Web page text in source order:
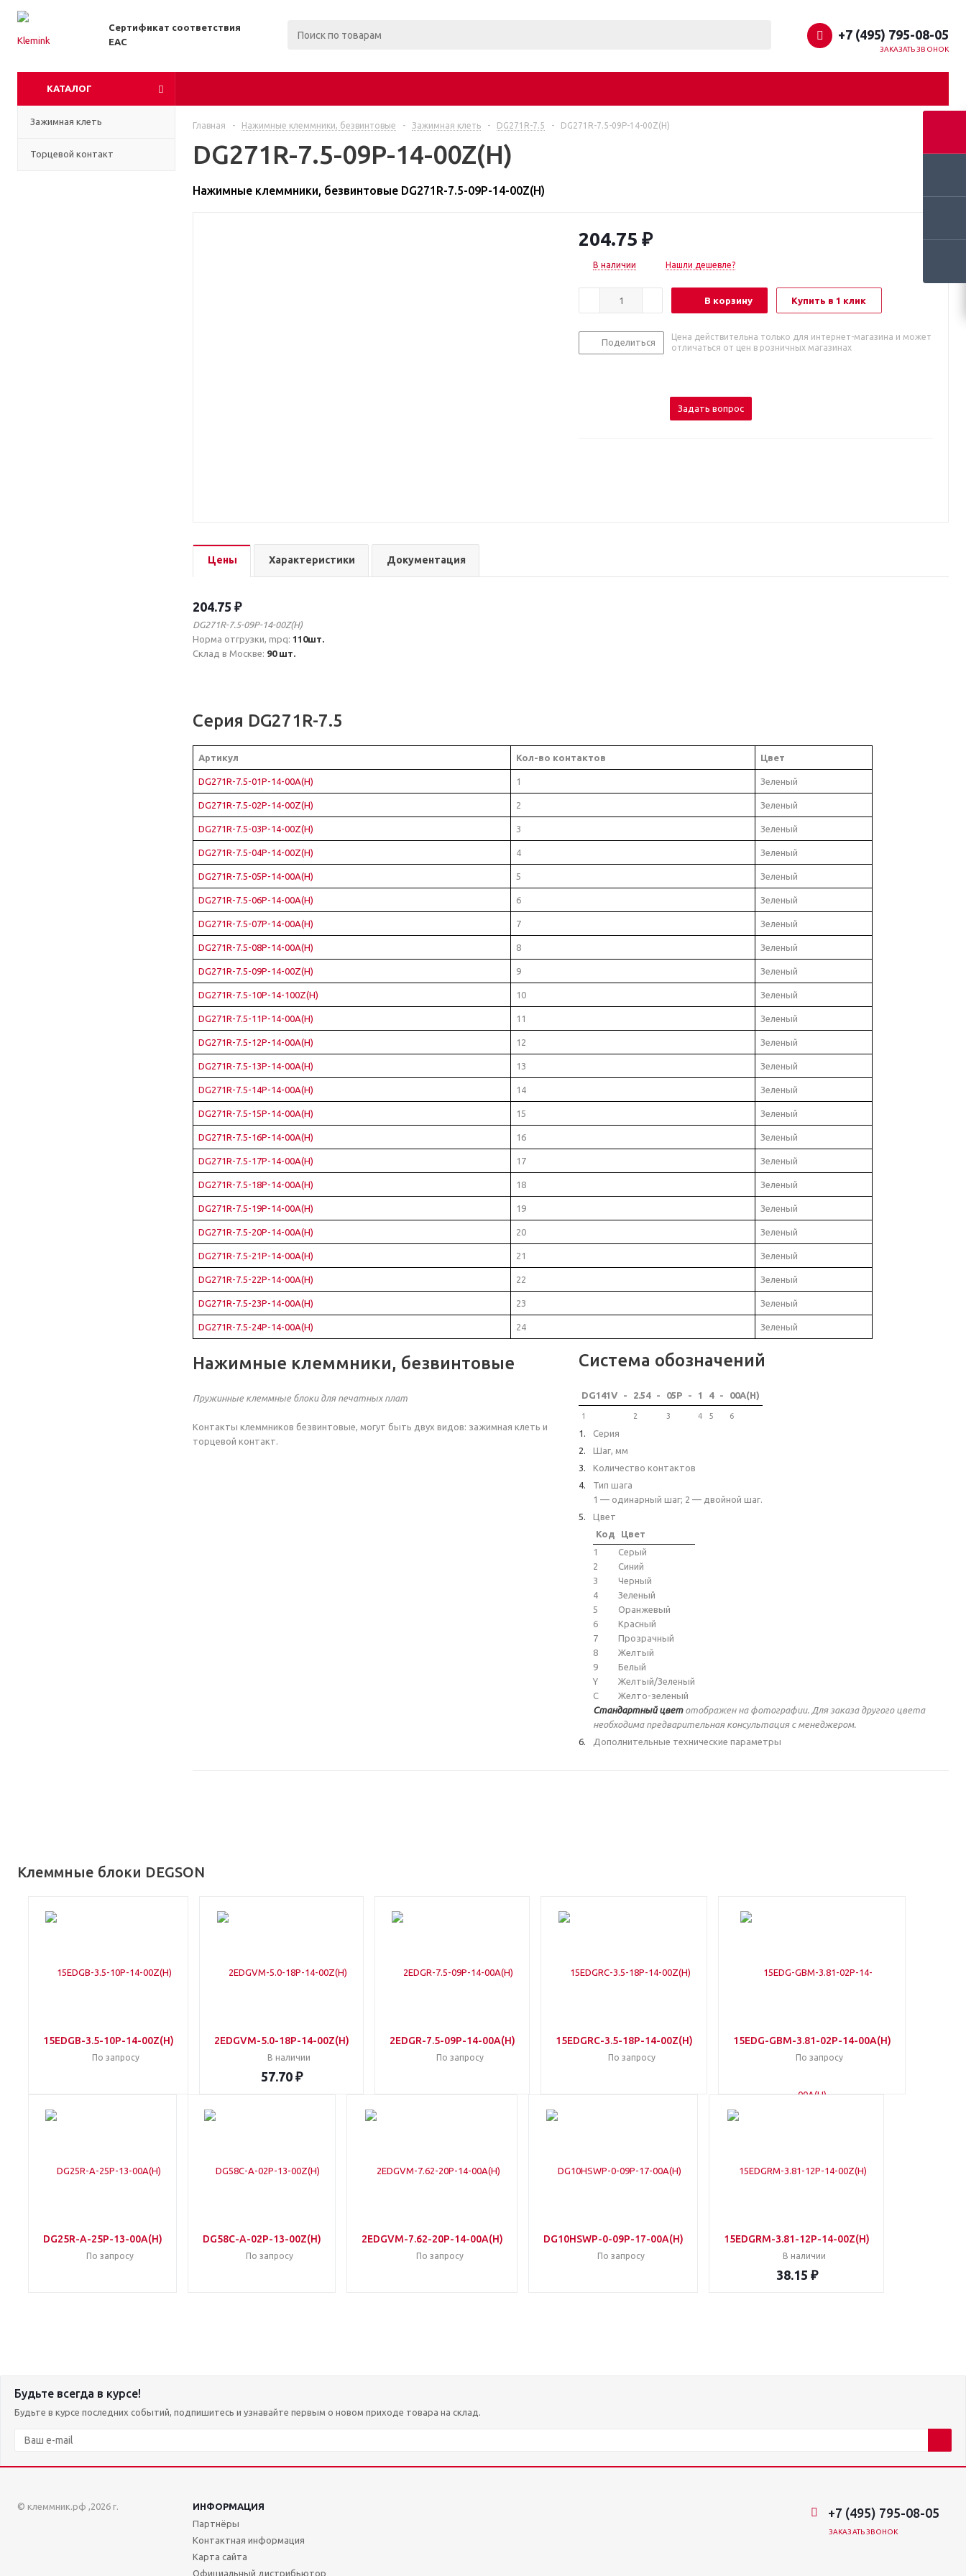
Сертификат соответствия
EAC
+7 (495) 795-08-05
ЗАКАЗАТЬ ЗВОНОК
КАТАЛОГ
Зажимная клеть
Торцевой контакт
Главная - Нажимные клеммники, безвинтовые - Зажимная клеть - DG271R-7.5 - DG271R-7.5-09P-14-00Z(H)
DG271R-7.5-09P-14-00Z(H)
Нажимные клеммники, безвинтовые DG271R-7.5-09P-14-00Z(H)
204.75 ₽
В наличии Нашли дешевле?
В корзину Купить в 1 клик
Поделиться
Цена действительна только для интернет-магазина и может
отличаться от цен в розничных магазинах
Задать вопрос
Цены Характеристики Документация
204.75 ₽
DG271R-7.5-09P-14-00Z(H)
Норма отгрузки, mpq: 110шт.
Склад в Москве: 90 шт.
Серия DG271R-7.5
Артикул Кол-во контактов Цвет
DG271R-7.5-01P-14-00A(H) 1 Зеленый
DG271R-7.5-02P-14-00Z(H) 2 Зеленый
DG271R-7.5-03P-14-00Z(H) 3 Зеленый
DG271R-7.5-04P-14-00Z(H) 4 Зеленый
DG271R-7.5-05P-14-00A(H) 5 Зеленый
DG271R-7.5-06P-14-00A(H) 6 Зеленый
DG271R-7.5-07P-14-00A(H) 7 Зеленый
DG271R-7.5-08P-14-00A(H) 8 Зеленый
DG271R-7.5-09P-14-00Z(H) 9 Зеленый
DG271R-7.5-10P-14-100Z(H) 10 Зеленый
DG271R-7.5-11P-14-00A(H) 11 Зеленый
DG271R-7.5-12P-14-00A(H) 12 Зеленый
DG271R-7.5-13P-14-00A(H) 13 Зеленый
DG271R-7.5-14P-14-00A(H) 14 Зеленый
DG271R-7.5-15P-14-00A(H) 15 Зеленый
DG271R-7.5-16P-14-00A(H) 16 Зеленый
DG271R-7.5-17P-14-00A(H) 17 Зеленый
DG271R-7.5-18P-14-00A(H) 18 Зеленый
DG271R-7.5-19P-14-00A(H) 19 Зеленый
DG271R-7.5-20P-14-00A(H) 20 Зеленый
DG271R-7.5-21P-14-00A(H) 21 Зеленый
DG271R-7.5-22P-14-00A(H) 22 Зеленый
DG271R-7.5-23P-14-00A(H) 23 Зеленый
DG271R-7.5-24P-14-00A(H) 24 Зеленый
Нажимные клеммники, безвинтовые
Пружинные клеммные блоки для печатных плат
Контакты клеммников безвинтовые, могут быть двух видов: зажимная клеть и
торцевой контакт.
Система обозначений
DG141V - 2.54 - 05P - 1 4 - 00A(H)
1 2 3 4 5 6
Серия
Шаг, мм
Количество контактов
Тип шага
1 — одинарный шаг; 2 — двойной шаг.
Цвет
Код
Цвет
1
Серый
2
Синий
3
Черный
4
Зеленый
5
Оранжевый
6
Красный
7
Прозрачный
8
Желтый
9
Белый
Y
Желтый/Зеленый
C
Желто-зеленый
Стандартный цветотображен на фотографии. Для заказа другого цвета
необходима предварительная консультация с менеджером.
Дополнительные технические параметры
Клеммные блоки DEGSON
15EDGB-3.5-10P-14-00Z(H)
По запросу
2EDGVM-5.0-18P-14-00Z(H)
В наличии
57.70 ₽
2EDGR-7.5-09P-14-00A(H)
По запросу
15EDGRC-3.5-18P-14-00Z(H)
По запросу
15EDG-GBM-3.81-02P-14-00A(H)
По запросу
DG25R-A-25P-13-00A(H)
По запросу
DG58C-A-02P-13-00Z(H)
По запросу
2EDGVM-7.62-20P-14-00A(H)
По запросу
DG10HSWP-0-09P-17-00A(H)
По запросу
15EDGRM-3.81-12P-14-00Z(H)
В наличии
38.15 ₽
Будьте всегда в курсе!
Будьте в курсе последних событий, подпишитесь и узнавайте первым о новом приходе товара на склад.
© клеммник.рф ,2026 г.
ИНФОРМАЦИЯ
Партнёры
Контактная информация
Карта сайта
Официальный дистрибьютор
+7 (495) 795-08-05
ЗАКАЗАТЬ ЗВОНОК